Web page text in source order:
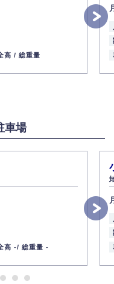
高 / 総重量
車場
高 -/ 総重量 -